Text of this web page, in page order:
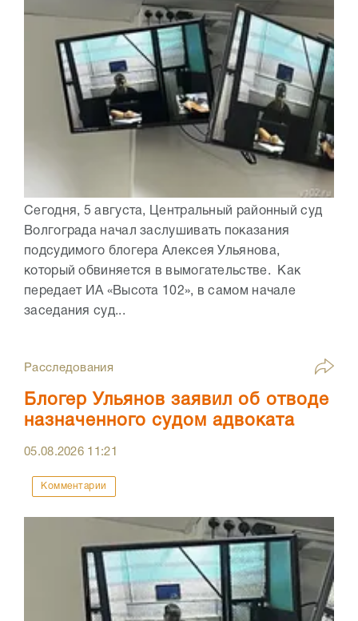
Сегодня, 5 августа, Центральный районный суд
Волгограда начал заслушивать показания
подсудимого блогера Алексея Ульянова,
который обвиняется в вымогательстве. Как
передает ИА «Высота 102», в самом начале
заседания суд...
Расследования
Блогер Ульянов заявил об отводе
назначенного судом адвоката
05.08.2026 11:21
Комментарии